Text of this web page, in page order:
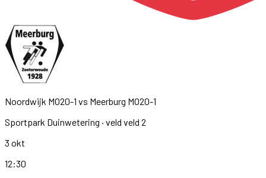
Noordwijk MO20-1 vs Meerburg MO20-1
Sportpark Duinwetering · veld veld 2
3 okt
12:30